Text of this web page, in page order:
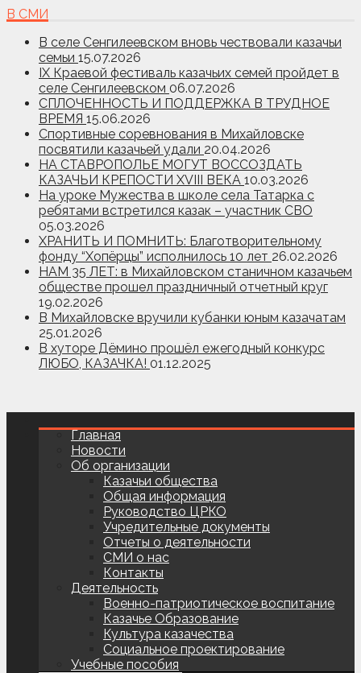
В СМИ
В селе Сенгилеевском вновь чествовали казачьи
семьи 15.07.2026
IX Краевой фестиваль казачьих семей пройдет в
селе Сенгилеевском 06.07.2026
СПЛОЧЕННОСТЬ И ПОДДЕРЖКА В ТРУДНОЕ
ВРЕМЯ 15.06.2026
Спортивные соревнования в Михайловске
посвятили казачьей удали 20.04.2026
НА СТАВРОПОЛЬЕ МОГУТ ВОССОЗДАТЬ
КАЗАЧЬИ КРЕПОСТИ XVIII ВЕКА 10.03.2026
На уроке Мужества в школе села Татарка с
ребятами встретился казак – участник СВО
05.03.2026
ХРАНИТЬ И ПОМНИТЬ: Благотворительному
фонду “Хопёрцы” исполнилось 10 лет 26.02.2026
НАМ 35 ЛЕТ: в Михайловском станичном казачьем
обществе прошел праздничный отчетный круг
19.02.2026
В Михайловске вручили кубанки юным казачатам
25.01.2026
В хуторе Дёмино прошёл ежегодный конкурс
ЛЮБО, КАЗАЧКА! 01.12.2025
Главная
Новости
Об организации
Казачьи общества
Общая информация
Руководство ЦРКО
Учредительные документы
Отчеты о деятельности
СМИ о нас
Контакты
Деятельность
Военно-патриотическое воспитание
Казачье Образование
Культура казачества
Социальное проектирование
Учебные пособия